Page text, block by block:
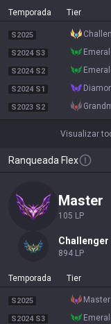
Temporada Tier
S2025
S2024 S3
S2024 S2
S2024 S1
S2023 S2
Visualizar
Ranqueada Flex
master
105 LP
challenger
894 LP
Temporada Tier
S2025 master
S2024 S3